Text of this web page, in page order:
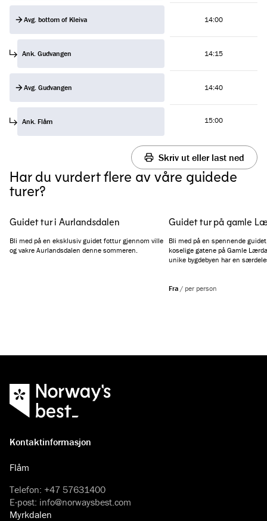
Avg. bottom of Kleiva 14:00
Ank. Gudvangen 14:15
Avg. Gudvangen 14:40
Ank. Flåm 15:00
Skriv ut eller last ned
Har du vurdert flere av våre guidede
turer?
Guidet tur i Aurlandsdalen
Bli med på en eksklusiv guidet fottur gjennom ville
og vakre Aurlandsdalen denne sommeren.
Guidet tur på gamle
Bli med på en spennende
koselige gatene på Gamle
unike bygdebyen har en
vikingtiden. Alt dette og mye
Fra / per person
Kontaktinformasjon
Flåm
Telefon: +47 57631400
E-post: info@norwaysbest.com
Myrkdalen